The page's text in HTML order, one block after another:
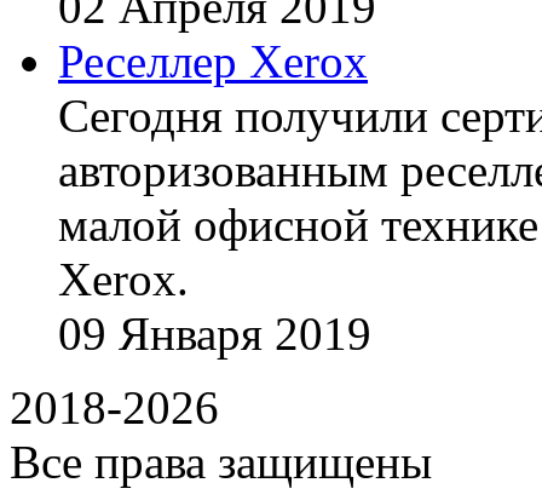
Реселлер Xerox
Сегодня получили
авторизованным
малой офисной
Xerox.
09 Января 2019
2018-2026
Все права защищены